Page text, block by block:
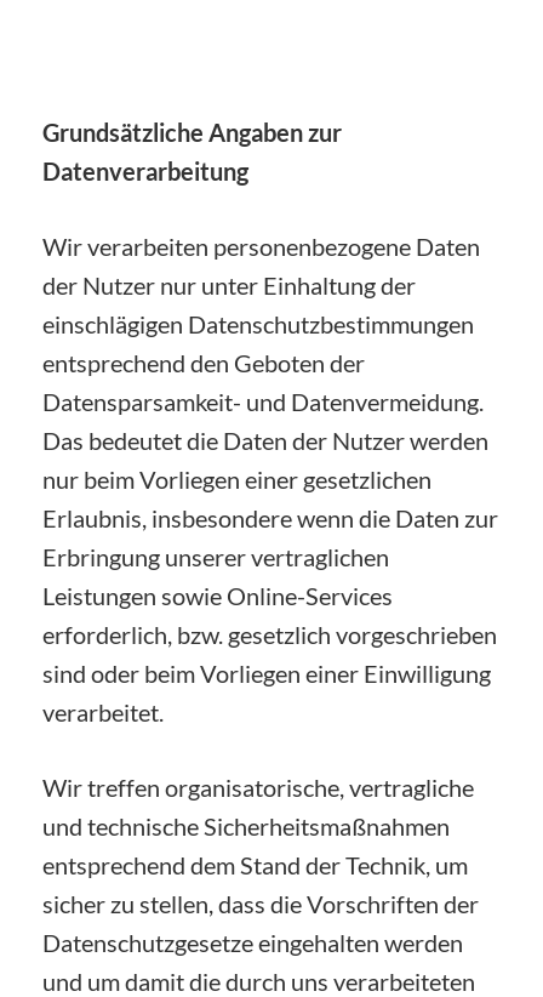
Grundsätzliche Angaben zur
Datenverarbeitung
Wir verarbeiten personenbezogene Daten
der Nutzer nur unter Einhaltung der
einschlägigen Datenschutzbestimmungen
entsprechend den Geboten der
Datensparsamkeit- und Datenvermeidung.
Das bedeutet die Daten der Nutzer werden
nur beim Vorliegen einer gesetzlichen
Erlaubnis, insbesondere wenn die Daten zur
Erbringung unserer vertraglichen
Leistungen sowie Online-Services
erforderlich, bzw. gesetzlich vorgeschrieben
sind oder beim Vorliegen einer Einwilligung
verarbeitet.
Wir treffen organisatorische, vertragliche
und technische Sicherheitsmaßnahmen
entsprechend dem Stand der Technik, um
sicher zu stellen, dass die Vorschriften der
Datenschutzgesetze eingehalten werden
und um damit die durch uns verarbeiteten